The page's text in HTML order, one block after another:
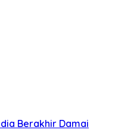
Berakhir Damai